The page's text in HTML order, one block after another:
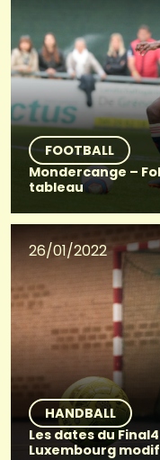
FOOTBALL
Mondercange –
tableau
26/01/2022
HANDBALL
Les dates du
Luxembourg